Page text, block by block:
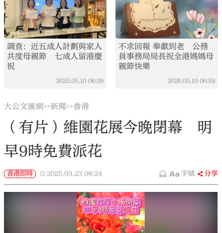
調查：近五成人計劃與家人
共度母親節 七成人留港慶
祝
2025.05.10 06:39
不求回報 奉獻到老 公務
員事務局局長祝全港媽媽母
親節快樂
2026.05.10 06:59
大公文匯網>>新聞>>香港
（有片）維園花展今晚閉幕 明
早9時免費派花
香港即時 2025.03.23 08:24 字號 分享